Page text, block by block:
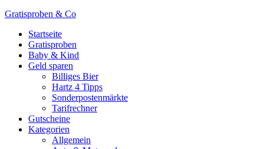
Gratisproben & Co
Startseite
Gratisproben
Baby & Kind
Geld sparen
Billiges Bier
Hartz 4 Tipps
Sonderpostenmärkte
Tarifrechner
Gutscheine
Kategorien
Allgemein